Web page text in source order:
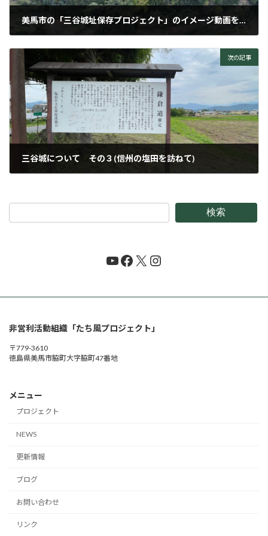
美馬市の「三谷城址保存プロジェクト」のイメージ動画を作りました
次の記事
三谷城について その３(信州の塩田を訪ねて)
検索
YouTube
Facebook
X Instagram
非営利活動組織「たち風プロジェクト」
〒779-3610
徳島県美馬市脇町大字脇町47番地
メニュー
プロジェクト
NEWS
更新情報
ブログ
お問い合わせ
リンク